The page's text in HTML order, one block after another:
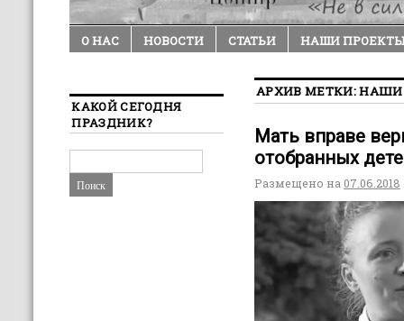
О НАС НОВОСТИ СТАТЬИ НАШИ
АРХИВ МЕТКИ:НАШИ
Мать вправе
отобранных
Размещено на 07.06.2018
КАКОЙ СЕГОДНЯ
ПРАЗДНИК?